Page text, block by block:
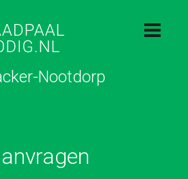
Nootdorp